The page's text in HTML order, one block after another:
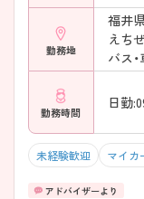
勤務地
福井
えち
バス
勤務時間
日勤
未経験歓迎 マイカ